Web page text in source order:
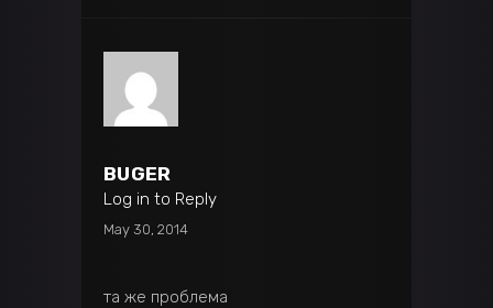
BUGER
Log in to Reply
May 30, 2014
та же проблема